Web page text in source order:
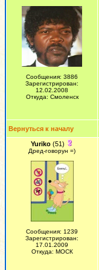
Сообщения: 3886
Зарегистрирован:
12.02.2008
Откуда: Смоленск
Вернуться к началу
Yuriko (51)
Дред-говорун =)
Сообщения: 1239
Зарегистрирован:
17.01.2009
Откуда: МОСК